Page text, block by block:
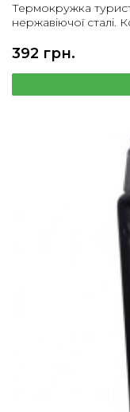
Термокружка
нержавіючої сталі.
392 грн.